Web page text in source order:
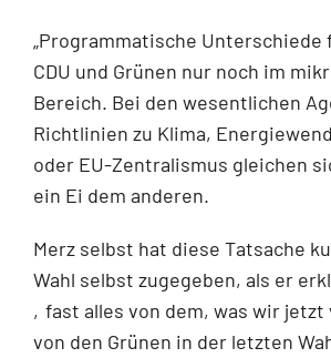
„Programmatische Unterschiede
CDU und Grünen nur noch im
Bereich. Bei den wesentlichen
Richtlinien zu Klima,
oder EU-Zentralismus gleichen
ein Ei dem anderen.
Merz selbst hat diese Tatsache
Wahl selbst zugegeben, als er
‚fast alles von dem, was wir jetzt
von den Grünen in der letzten